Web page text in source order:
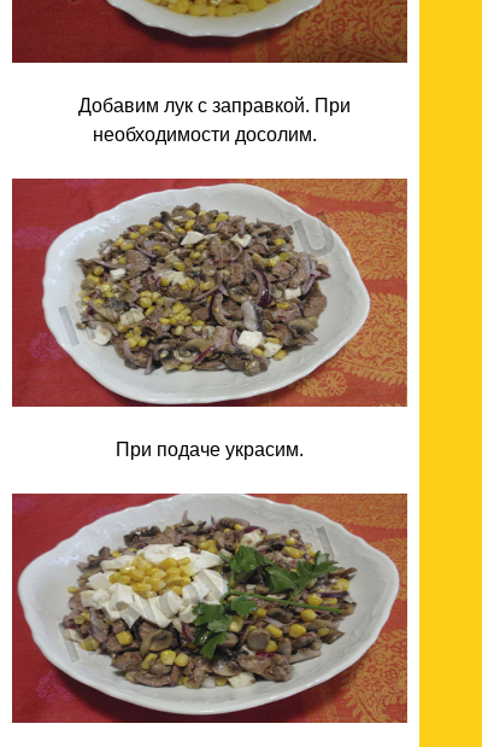
Добавим лук с заправкой. При
необходимости досолим.
При подаче украсим.